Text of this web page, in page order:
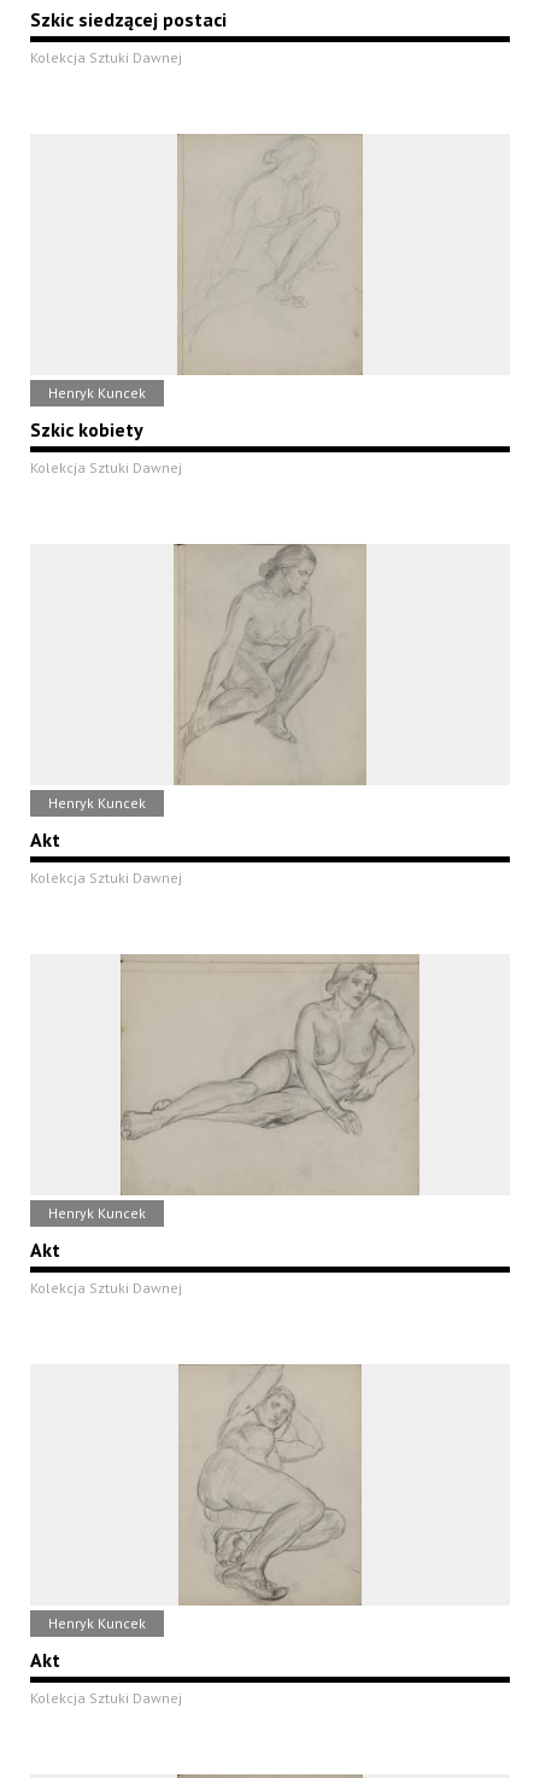
Szkic siedzącej postaci
Kolekcja Sztuki Dawnej
Henryk Kuncek
Szkic kobiety
Kolekcja Sztuki Dawnej
Henryk Kuncek
Akt
Kolekcja Sztuki Dawnej
Henryk Kuncek
Akt
Kolekcja Sztuki Dawnej
Henryk Kuncek
Akt
Kolekcja Sztuki Dawnej